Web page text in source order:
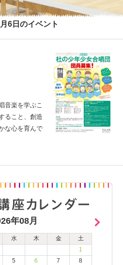
6日のイベント
音楽を学ぶこ
ること、創造
な心を育んで
年08月
水 木 金
土
1
5 6 7
8